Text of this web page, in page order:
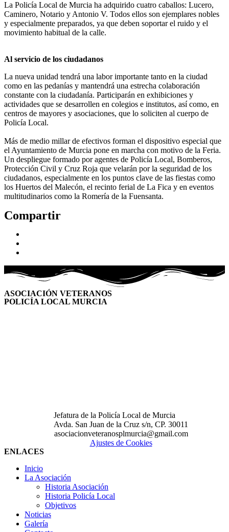
La Policía Local de Murcia ha adquirido cuatro caballos: Lucero,
Caminero, Notario y Antonio V. Todos ellos son ejemplares nobles
y especialmente preparados, ya que deben soportar el ruido y el
movimiento habitual de la calle.
Al servicio de los ciudadanos
La nueva unidad tendrá una labor importante tanto en la ciudad
como en las pedanías y mantendrá una estrecha colaboración
constante con la ciudadanía. Participarán en exhibiciones y
actividades que se desarrollen en colegios e institutos, así como, en
centros de mayores y asociaciones, que lo soliciten al cuerpo de
Policía Local.
Más de medio millar de efectivos forman el dispositivo especial que
el Ayuntamiento de Murcia pone en marcha con motivo de la Feria.
Un despliegue formado por agentes de Policía Local, Bomberos,
Protección Civil y Cruz Roja que velarán por la seguridad de los
ciudadanos, especialmente en los puntos clave de las fiestas como
los Huertos del Malecón, el recinto ferial de La Fica y en eventos
multitudinarios como la Romería de la Fuensanta.
Compartir
ASOCIACIÓN VETERANOS
POLICÍA LOCAL MURCIA
Jefatura de la Policía Local de Murcia
Avda. San Juan de la Cruz s/n, CP. 30011
asociacionveteranosplmurcia@gmail.com
Ajustes de Cookies
ENLACES
Inicio
La Asociación
Historia Asociación
Historia Policía Local
Objetivos
Noticias
Galería